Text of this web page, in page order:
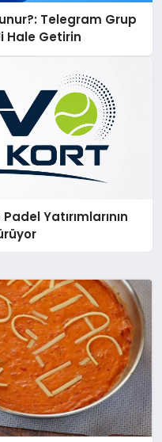
Telegram Grup
Hale Getirin
Yatırımlarının